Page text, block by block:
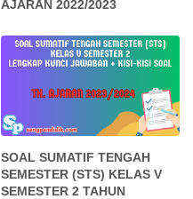
AJARAN 2022/2023
SOAL SUMATIF TENGAH
SEMESTER (STS) KELAS V
SEMESTER 2 TAHUN